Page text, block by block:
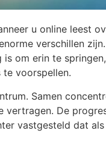
u online leest
verschillen
om erin te
voorspellen.
Samen
De
vastgesteld dat